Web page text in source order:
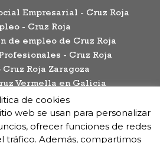
Empresarial - Cruz Roja
- Cruz Roja
de empleo de Cruz Roja
- Cruz Roja
Roja Zaragoza
Vermella en Galicia
- Noticias
POR:
de cookies
web se usan para personalizar
ofrecer funciones de redes
tráfico. Además, compartimos